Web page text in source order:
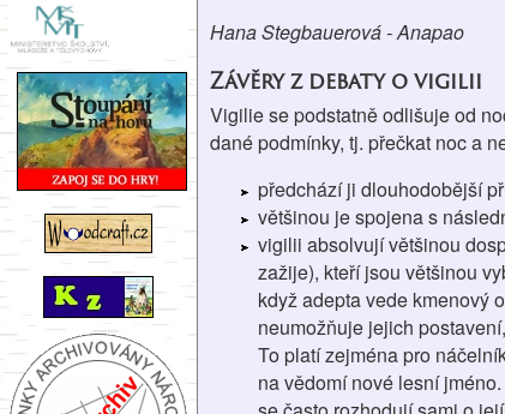
Hana Stegbauerová - Anapao
Závěry z debaty o vigilii
Vigilie se podstatně odlišuje od
dané podmínky, tj. přečkat noc a
předchází ji dlouhodobější
většinou je spojena s
vigilii absolvují většinou
zažije), kteří jsou většinou
když adepta vede kmenový
neumožňuje jejich
To platí zejména pro
na vědomí nové lesní